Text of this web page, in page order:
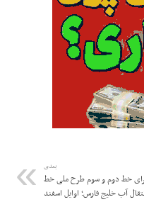
بعدی
خط دوم و سوم طرح ملی خط
آب خلیج فارس؛ اوایل اسفند